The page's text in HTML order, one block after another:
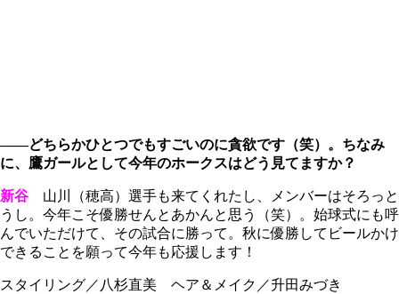
――どちらかひとつでもすごいのに貪欲です（笑）。ちなみ
に、鷹ガールとして今年のホークスはどう見てますか？
新谷 山川（穂高）選手も来てくれたし、メンバーはそろっと
うし。今年こそ優勝せんとあかんと思う（笑）。始球式にも呼
んでいただけて、その試合に勝って。秋に優勝してビールかけ
できることを願って今年も応援します！
スタイリング／八杉直美 ヘア＆メイク／升田みづき